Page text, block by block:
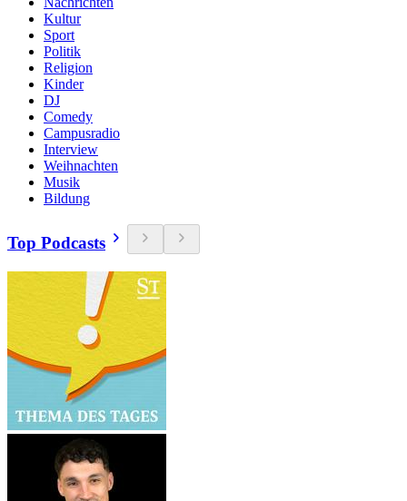
Kultur
Sport
Politik
Religion
Kinder
DJ
Comedy
Campusradio
Interview
Weihnachten
Musik
Bildung
Top Podcasts